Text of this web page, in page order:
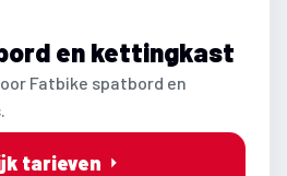
en kettingkast
Fatbike spatbord en
tarieven